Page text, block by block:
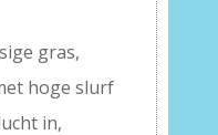
gras,
hoge slurf
in,